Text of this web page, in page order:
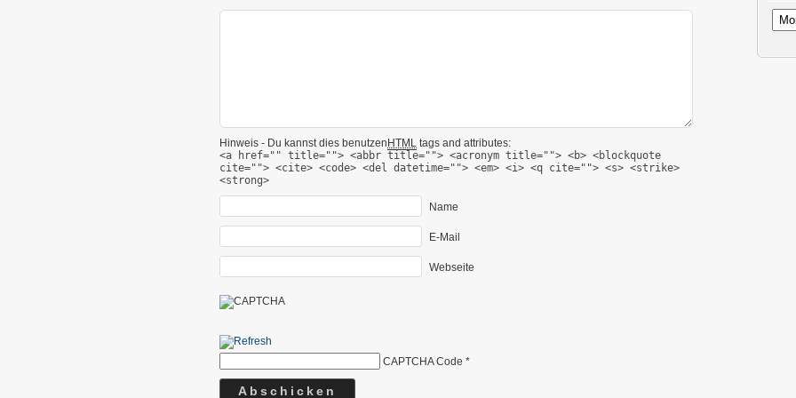
Hinweis - Du kannst dies benutzen HTML tags and attributes:
<a href="" title=""> <abbr title=""> <acronym title=""> <b> <blockquote
cite=""> <cite> <code> <del datetime=""> <em> <i> <q cite=""> <s> <strike>
<strong>
Name
E-Mail
Webseite
CAPTCHA Code *
Archiv